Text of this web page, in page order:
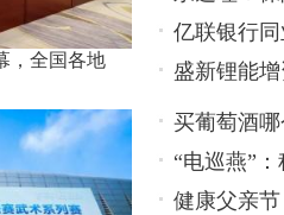
，全国各地
亿联银行
名代表
盛新锂能
买葡萄酒
“电巡燕”
健康父亲